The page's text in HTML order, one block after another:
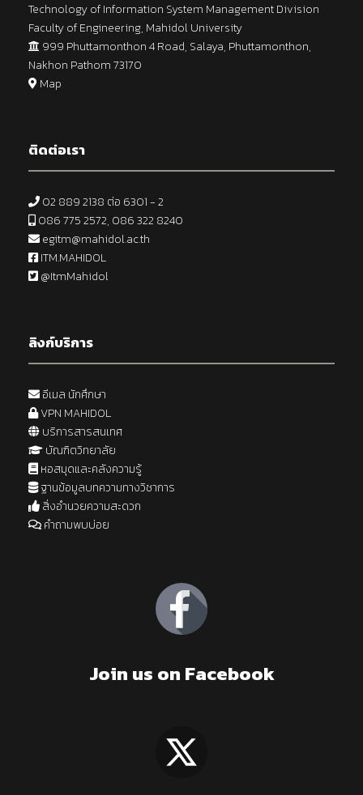
Technology of Information System Management Division
Faculty of Engineering, Mahidol University
999 Phuttamonthon 4 Road, Salaya, Phuttamonthon,
Nakhon Pathom 73170
Map
ติดต่อเรา
02 889 2138 ต่อ 6301 - 2
086 775 2572, 086 322 8240
egitm@mahidol.ac.th
ITM.MAHIDOL
@ItmMahidol
ลิงก์บริการ
อีเมล นักศึกษา
VPN MAHIDOL
บริการสารสนเทศ
บัณฑิตวิทยาลัย
หอสมุดและคลังความรู้
ฐานข้อมูลบทความทางวิชาการ
สิ่งอำนวยความสะดวก
คำถามพบบ่อย
Join us on Facebook